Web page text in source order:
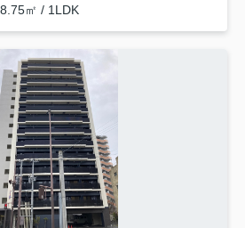
㎡ / 1LDK